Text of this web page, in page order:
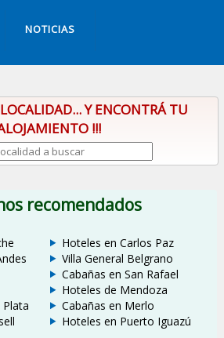
NOTICIAS
Y ENCONTRÁ TU
!!!
recomendados
Hoteles en Carlos Paz
Villa General Belgrano
Cabañas en San Rafael
Hoteles de Mendoza
Cabañas en Merlo
Hoteles en Puerto Iguazú